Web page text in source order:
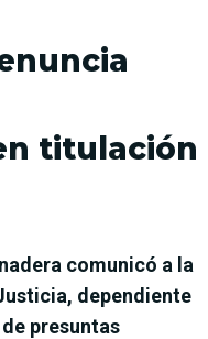
titulación
comunicó a la
dependiente
presuntas